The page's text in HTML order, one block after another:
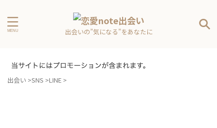
出会いの”気になる”をあなたに
出会い >SNS >LINE >